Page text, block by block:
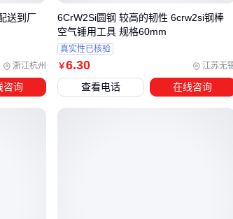
邻材料如何选择？温度与压力是关键
一定范围时，T23钢的蠕变抗力会明显下降，
或P91等更高性能的耐热钢
。具体选型时
判断：
浙江杭州
送到厂
咨询
￥6.30 江苏无
6CrW2Si圆钢 较高的韧性 6crw2si钢棒
空气锤用工具 规格60mm
真实性已核验
查看电话 在线咨询